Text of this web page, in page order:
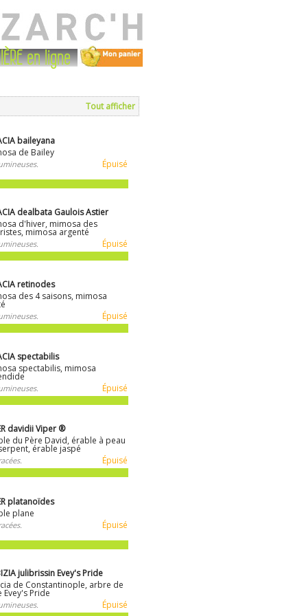
en ligne
Tout afficher
baileyana
de Bailey
Épuisé
dealbata Gaulois Astier
d'hiver, mimosa des
mimosa argenté
Épuisé
retinodes
des 4 saisons, mimosa
Épuisé
spectabilis
spectabilis, mimosa
Épuisé
davidii Viper ®
du Père David, érable à peau
érable jaspé
Épuisé
platanoïdes
plane
Épuisé
julibrissin Evey's Pride
de Constantinople, arbre de
Evey's Pride
Épuisé